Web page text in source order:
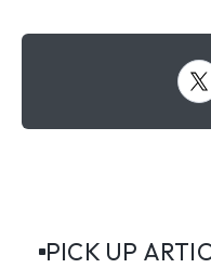
PICK UP